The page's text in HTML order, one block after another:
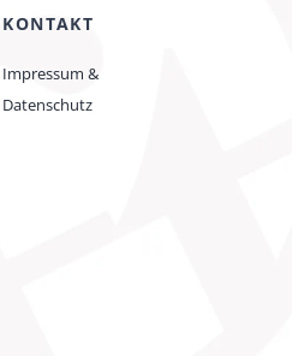
KONTAKT
Impressum &
Datenschutz